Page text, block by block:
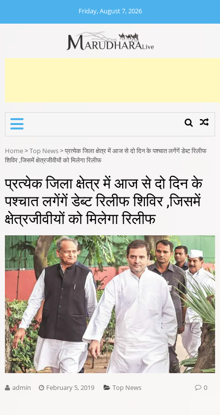
content
Friday, August 7, 2026
Home>Top News>प्रत्येक जिला क्षेत्र में आज से दो दिन के पश्चात लगेंगें डेब्ट रिलीफ
शिविर ,जिसमें क्षेत्रजीवीयों को मिलेगा रिलीफ
प्रत्येक जिला क्षेत्र में आज से दो दिन के
पश्चात लगेंगें डेब्ट रिलीफ शिविर ,जिसमें
क्षेत्रजीवीयों को मिलेगा रिलीफ
admin February 5, 2019 Top News 0